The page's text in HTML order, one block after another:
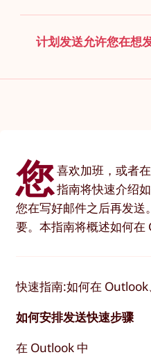
计划发送允许您在想
您喜欢加班，或者
指南将快速介绍
您在写好邮件之后再发
要。本指南将概述如何在
快速指南:如何在
如何安排发送快速步骤
在 Outlook 中